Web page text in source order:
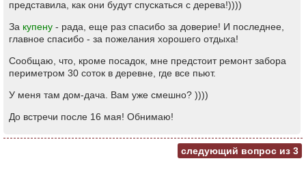
представила, как они будут спускаться с дерева!))))
За купену - рада, еще раз спасибо за доверие! И последнее,
главное спасибо - за пожелания хорошего отдыха!
Сообщаю, что, кроме посадок, мне предстоит ремонт забора
периметром 30 соток в деревне, где все пьют.
У меня там дом-дача. Вам уже смешно? ))))
До встречи после 16 мая! Обнимаю!
следующий вопрос из 3